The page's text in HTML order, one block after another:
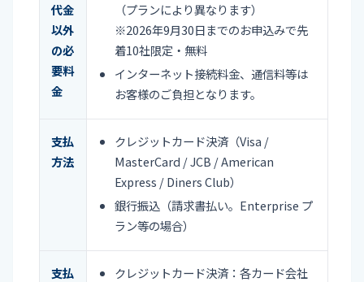
代金
以外
の必
要料
金
（プランにより異なります）
※2026年9月30日までのお申込みで先
着10社限定・無料
インターネット接続料金、通信料等は
お客様のご負担となります。
支払
方法
クレジットカード決済（Visa /
MasterCard / JCB / American
Express / Diners Club）
銀行振込（請求書払い。Enterprise プ
ラン等の場合）
支払
クレジットカード決済：各カード会社